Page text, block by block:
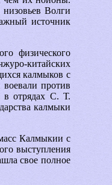
низовьев Волги
источник
физического
китайских
калмыков с
против
в отрядах С. Т.
калмыки
Калмыкии с
выступления
свое полное